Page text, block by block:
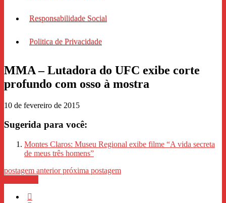
Responsabilidade Social
Politica de Privacidade
MMA – Lutadora do UFC exibe corte
profundo com osso à mostra
10 de fevereiro de 2015
Sugerida para você:
Montes Claros: Museu Regional exibe filme “A vida secreta
de meus três homens”
postagem anteriorpróxima postagem